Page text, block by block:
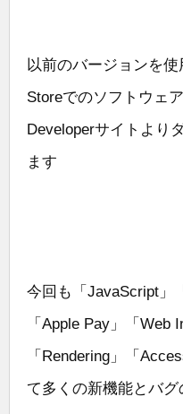
以前のバージョンを
Storeでのソフトウェ
Developerサイトより
ます
今回も「JavaScript」
「Apple Pay」「Web
「Rendering」「
て多くの新機能とバ